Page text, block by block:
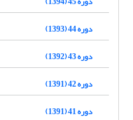
دوره 44 (1393)
دوره 43 (1392)
دوره 42 (1391)
دوره 41 (1391)